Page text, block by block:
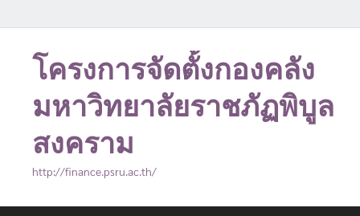
โครงการจัดตั้งกองคลัง
มหาวิทยาลัยราชภัฏพิบูล
สงคราม
http://finance.psru.ac.th/